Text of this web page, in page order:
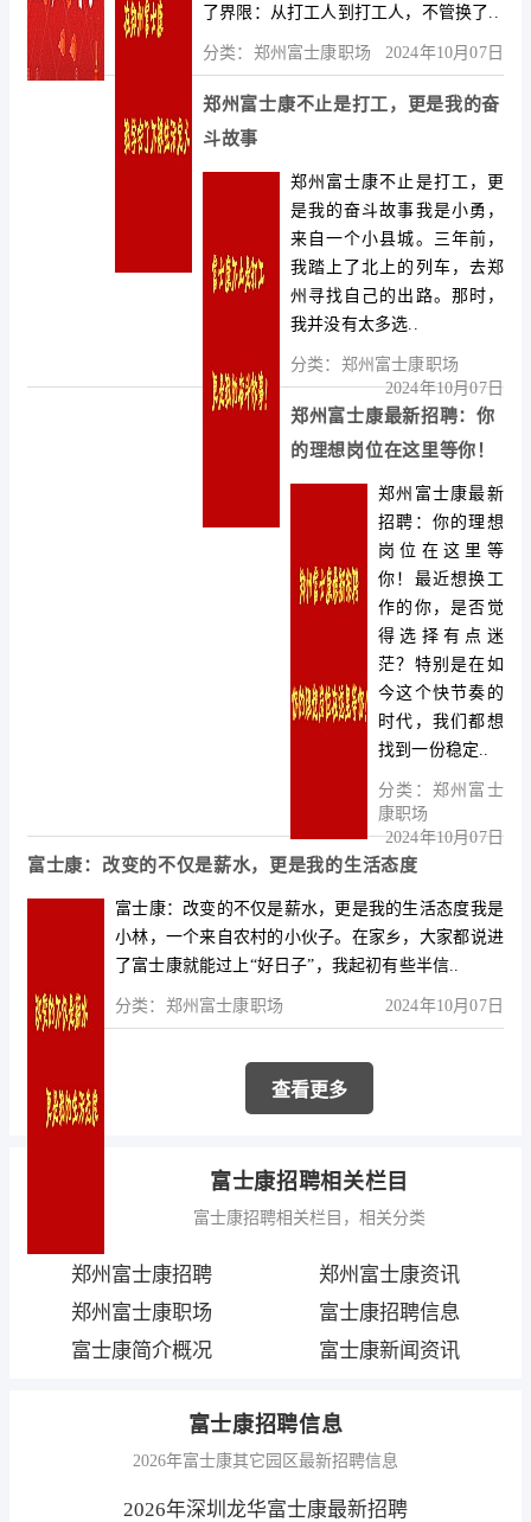
了界限：从打工人到打工人，不管换了..
分类： 郑州富士康职场 2024年10月07日
郑州富士康不止是打工，更是我的奋
斗故事
郑州富士康不止是打工，更
是我的奋斗故事我是小勇，
来自一个小县城。三年前，
我踏上了北上的列车，去郑
州寻找自己的出路。那时，
我并没有太多选..
分类： 郑州富士康职场
2024年10月07日
郑州富士康最新招聘：你
的理想岗位在这里等你！
郑州富士康最新
招聘：你的理想
岗位在这里等
你！最近想换工
作的你，是否觉
得选择有点迷
茫？特别是在如
今这个快节奏的
时代，我们都想
找到一份稳定..
分类： 郑州富士
康职场
2024年10月07日
富士康：改变的不仅是薪水，更是我的生活态度
富士康：改变的不仅是薪水，更是我的生活态度我是
小林，一个来自农村的小伙子。在家乡，大家都说进
了富士康就能过上“好日子”，我起初有些半信..
分类： 郑州富士康职场 2024年10月07日
查看更多
富士康招聘相关栏目
富士康招聘相关栏目，相关分类
郑州富士康招聘
郑州富士康资讯
郑州富士康职场
富士康招聘信息
富士康简介概况
富士康新闻资讯
富士康招聘信息
2026年富士康其它园区最新招聘信息
2026年深圳龙华富士康最新招聘